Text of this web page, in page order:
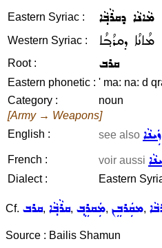
Eastern Syriac : ܡܵܐܢܵܐ ܕܩܪܵܒ݂ܵܐ
Western Syriac : ܡܳܐܢܳܐ ܕܩܪܳܒ݂ܳܐ
Root : ܩܪܒ
Eastern phonetic : ' ma: na: d
Category :
noun
[Army → Weapons]
English :
see also ܙܲܝܢܵܐ
French : voir aussi
Dialect :
Eastern
Cf. ܩܪܒ, ܩܪܵܒ݂ܵܐ, ܡܲܩܪܸܒ݂, ܡܩܲܪܒܸܢ,
Source : Bailis Shamun